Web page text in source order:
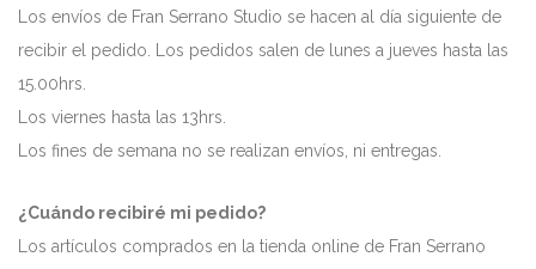
Los envíos de Fran Serrano Studio se hacen al día siguiente de
recibir el pedido. Los pedidos salen de lunes a jueves hasta las
15.00hrs.
Los viernes hasta las 13hrs.
Los fines de semana no se realizan envíos, ni entregas.
¿Cuándo recibiré mi pedido?
Los artículos comprados en la tienda online de Fran Serrano